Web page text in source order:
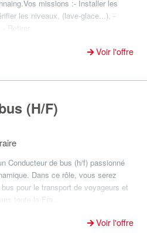
missions :- Installer les
les niveaux, (lave-glace...), -
Retirer...
Voir l'offre
(H/F)
Conducteur de bus (h/f) passionné
Dans ce rôle, vous serez
pour le transport de voyageurs et
toute la Fra...
Voir l'offre